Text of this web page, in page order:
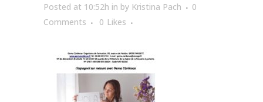
Posted at 10:52h in by Kristina Pach
0
Comments
0 Likes